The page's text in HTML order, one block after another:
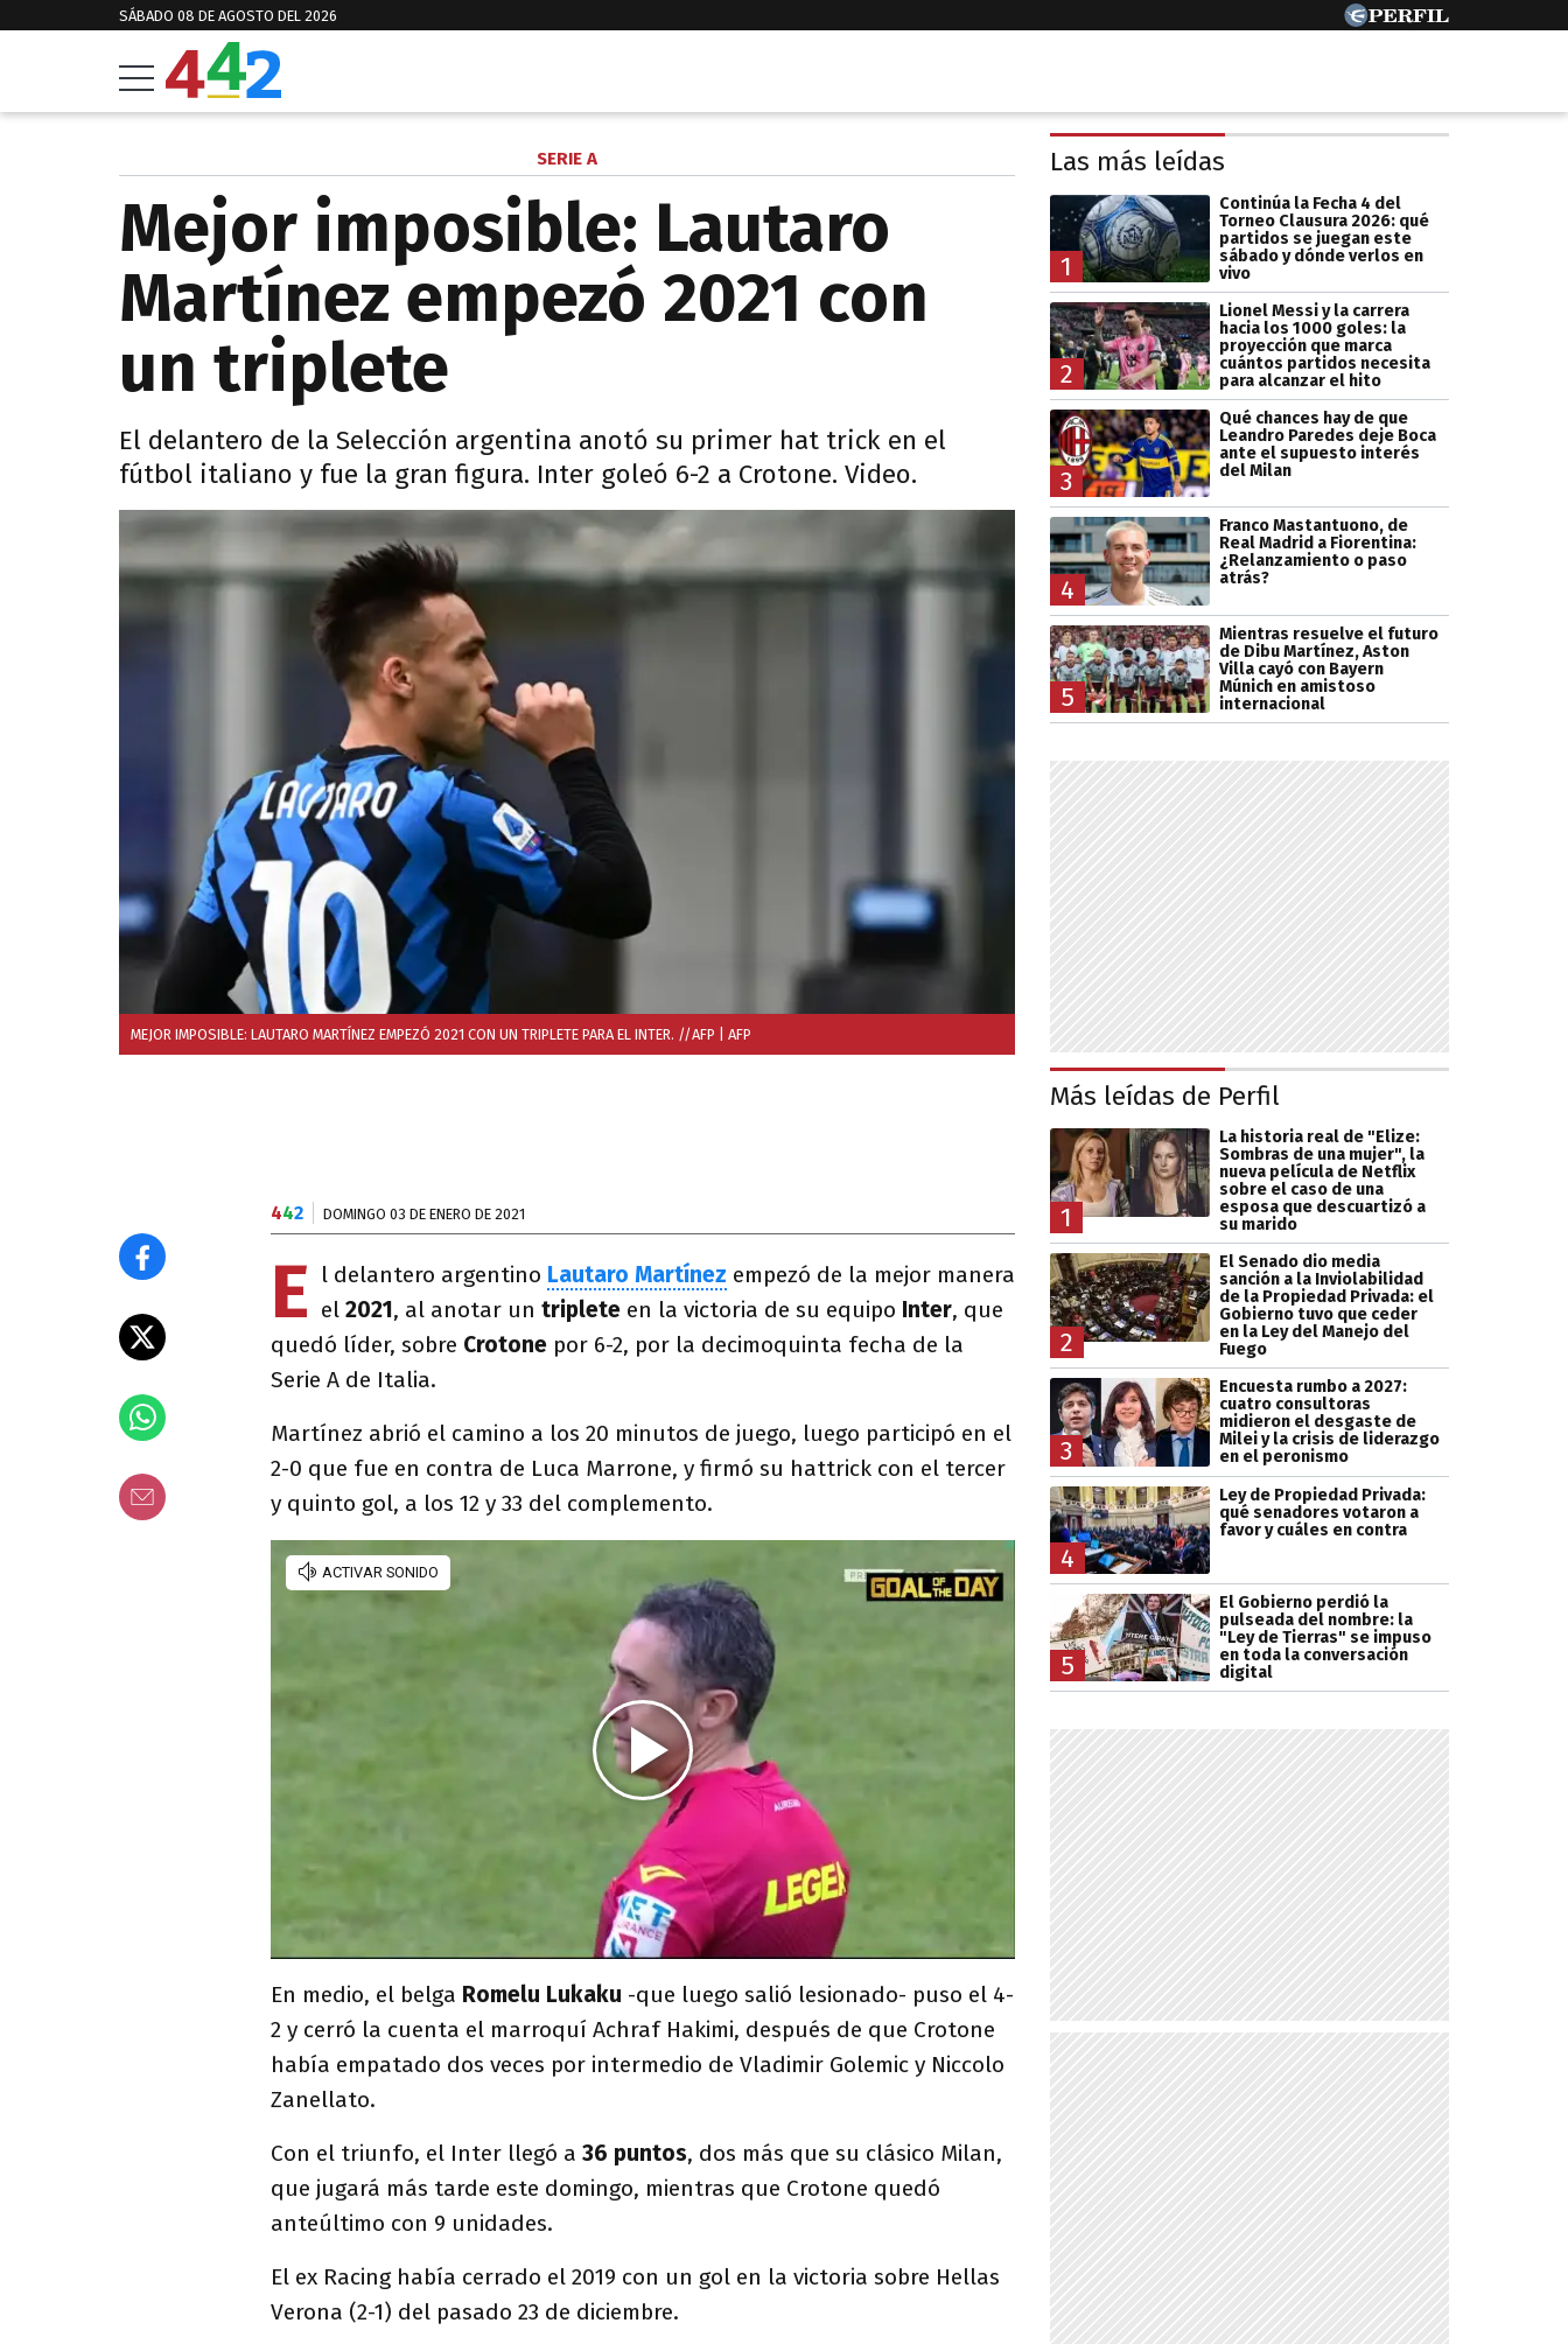
SÁBADO 08 DE AGOSTO DEL 2026
SERIE A
Mejor imposible: Lautaro
Martínez empezó 2021 con
un triplete
El delantero de la Selección argentina anotó su primer hat trick en el
fútbol italiano y fue la gran figura. Inter goleó 6-2 a Crotone. Video.
MEJOR IMPOSIBLE: LAUTARO MARTÍNEZ EMPEZÓ 2021 CON UN TRIPLETE PARA EL INTER. //AFP | AFP
442 DOMINGO 03 DE ENERO DE 2021
E l delantero argentino Lautaro Martínez empezó de la mejor manera
el 2021, al anotar un triplete en la victoria de su equipo Inter, que
quedó líder, sobre Crotone por 6-2, por la decimoquinta fecha de la
Serie A de Italia.
Martínez abrió el camino a los 20 minutos de juego, luego participó en el
2-0 que fue en contra de Luca Marrone, y firmó su hattrick con el tercer
y quinto gol, a los 12 y 33 del complemento.
En medio, el belga Romelu Lukaku -que luego salió lesionado- puso el 4-
2 y cerró la cuenta el marroquí Achraf Hakimi, después de que Crotone
había empatado dos veces por intermedio de Vladimir Golemic y Niccolo
Zanellato.
Con el triunfo, el Inter llegó a 36 puntos, dos más que su clásico Milan,
que jugará más tarde este domingo, mientras que Crotone quedó
anteúltimo con 9 unidades.
El ex Racing había cerrado el 2019 con un gol en la victoria sobre Hellas
Verona (2-1) del pasado 23 de diciembre.
Las más leídas
1
Continúa la Fecha 4 del
Torneo Clausura 2026: qué
partidos se juegan este
sábado y dónde verlos en
vivo
2
Lionel Messi y la carrera
hacia los 1000 goles: la
proyección que marca
cuántos partidos necesita
para alcanzar el hito
3
Qué chances hay de que
Leandro Paredes deje Boca
ante el supuesto interés
del Milan
4
Franco Mastantuono, de
Real Madrid a Fiorentina:
¿Relanzamiento o paso
atrás?
5
Mientras resuelve el futuro
de Dibu Martínez, Aston
Villa cayó con Bayern
Múnich en amistoso
internacional
Más leídas de Perfil
1
La historia real de "Elize:
Sombras de una mujer", la
nueva película de Netflix
sobre el caso de una
esposa que descuartizó a
su marido
2
El Senado dio media
sanción a la Inviolabilidad
de la Propiedad Privada: el
Gobierno tuvo que ceder
en la Ley del Manejo del
Fuego
3
Encuesta rumbo a 2027:
cuatro consultoras
midieron el desgaste de
Milei y la crisis de liderazgo
en el peronismo
4
Ley de Propiedad Privada:
qué senadores votaron a
favor y cuáles en contra
5
El Gobierno perdió la
pulseada del nombre: la
"Ley de Tierras" se impuso
en toda la conversación
digital